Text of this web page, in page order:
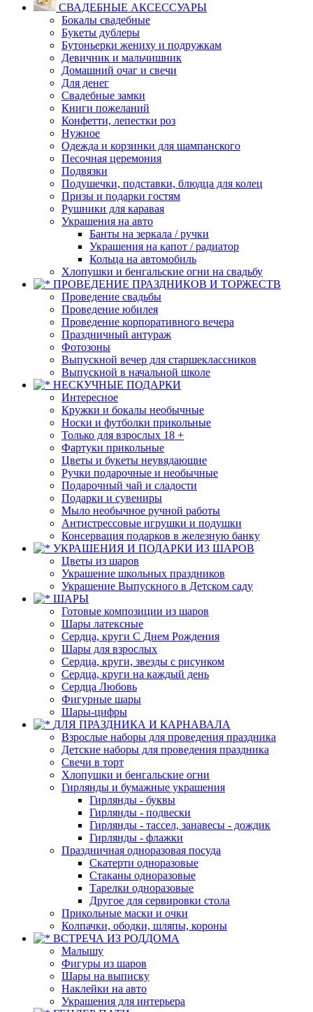
СВАДЕБНЫЕ АКСЕССУАРЫ
Бокалы свадебные
Букеты дублеры
Бутоньерки жениху и подружкам
Девичник и мальчишник
Домашний очаг и свечи
Для денег
Свадебные замки
Книги пожеланий
Конфетти, лепестки роз
Нужное
Одежда и корзинки для шампанского
Песочная церемония
Подвязки
Подушечки, подставки, блюдца для колец
Призы и подарки гостям
Рушники для каравая
Украшения на авто
Банты на зеркала / ручки
Украшения на капот / радиатор
Кольца на автомобиль
Хлопушки и бенгальские огни на свадьбу
ПРОВЕДЕНИЕ ПРАЗДНИКОВ И ТОРЖЕСТВ
Проведение свадьбы
Проведение юбилея
Проведение корпоративного вечера
Праздничный антураж
Фотозоны
Выпускной вечер для старшеклассников
Выпускной в начальной школе
НЕСКУЧНЫЕ ПОДАРКИ
Интересное
Кружки и бокалы необычные
Носки и футболки прикольные
Только для взрослых 18 +
Фартуки прикольные
Цветы и букеты неувядающие
Ручки подарочные и необычные
Подарочный чай и сладости
Подарки и сувениры
Мыло необычное ручной работы
Антистрессовые игрушки и подушки
Консервация подарков в железную банку
УКРАШЕНИЯ И ПОДАРКИ ИЗ ШАРОВ
Цветы из шаров
Украшение школьных праздников
Украшение Выпускного в Детском саду
ШАРЫ
Готовые композиции из шаров
Шары латексные
Сердца, круги С Днем Рождения
Шары для взрослых
Сердца, круги, звезды с рисунком
Сердца, круги на каждый день
Сердца Любовь
Фигурные шары
Шары-цифры
ДЛЯ ПРАЗДНИКА И КАРНАВАЛА
Взрослые наборы для проведения праздника
Детские наборы для проведения праздника
Свечи в торт
Хлопушки и бенгальские огни
Гирлянды и бумажные украшения
Гирлянды - буквы
Гирлянды - подвески
Гирлянды - тассел, занавесы - дождик
Гирлянды - флажки
Праздничная одноразовая посуда
Скатерти одноразовые
Стаканы одноразовые
Тарелки одноразовые
Другое для сервировки стола
Прикольные маски и очки
Колпачки, ободки, шляпы, короны
ВСТРЕЧА ИЗ РОДДОМА
Малышу
Фигуры из шаров
Шары на выписку
Наклейки на авто
Украшения для интерьера